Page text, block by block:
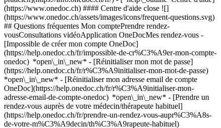
(https://www.onedoc.ch) #### Centre d'aide close ![]
(https://www.onedoc.ch/assets/images/icons/frequent-questions.svg)
## Questions fréquentes Mon comptePrendre rendez-
vousConsultations vidéoApplication OneDocMes rendez-vous -
[Impossible de créer mon compte OneDoc]
(https://help.onedoc.ch/fr/impossible-de-cr%C3%A9er-mon-compte-
onedoc) *open\_in\_new* - [Réinitialiser mon mot de passe]
(https://help.onedoc.ch/fr/r%C3%A9initialiser-mon-mot-de-passe)
*open\_in\_new* - [Réinitialiser mon adresse email de compte
OneDoc](https://help.onedoc.ch/fr/r%C3%A9initialiser-mon-
adresse-email-de-compte-onedoc) *open\_in\_new* - [Prendre un
rendez-vous auprès de votre médecin/thérapeute habituel]
(https://help.onedoc.ch/fr/prendre-un-rendez-vous-aupr%C3%A8s-
de-votre-m%C3%A9decin/th%C3%A9rapeute-habituel)